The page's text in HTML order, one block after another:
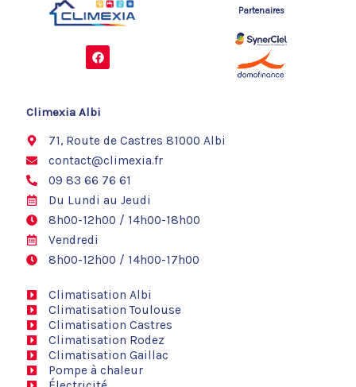
F
a
c
o
Partenaires
Climexia Albi
71, Route de Castres 81000 Albi
contact@climexia.fr
09 83 66 76 61
Du Lundi au Jeudi
8h00-12h00 / 14h00-18h00
Vendredi
8h00-12h00 / 14h00-17h00
Climatisation Albi
Climatisation Toulouse
Climatisation Castres
Climatisation Rodez
Climatisation Gaillac
Pompe à chaleur